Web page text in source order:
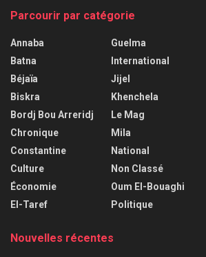
Parcourir par catégorie
Annaba
Batna
Béjaïa
Biskra
Bordj Bou Arreridj
Chronique
Constantine
Culture
Économie
El-Taref
Guelma
International
Jijel
Khenchela
Le Mag
Mila
National
Non Classé
Oum El-Bouaghi
Politique
Nouvelles récentes